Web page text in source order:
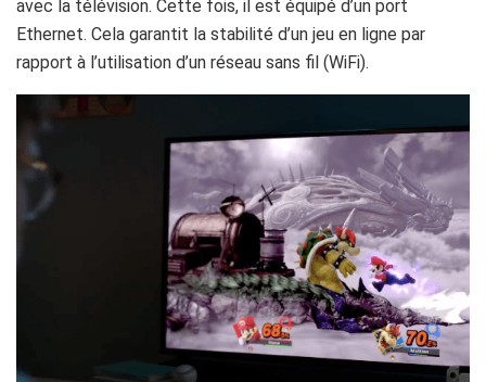
avec la télévision. Cette fois, il est équipé d’un port
Ethernet. Cela garantit la stabilité d’un jeu en ligne par
rapport à l’utilisation d’un réseau sans fil (WiFi).